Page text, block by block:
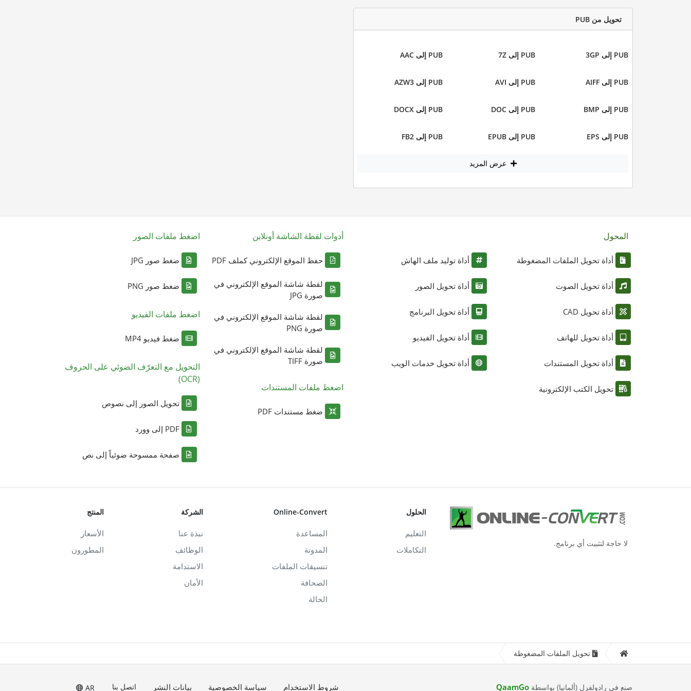
تحويل من PUB
PUB إلى 3GP PUB إلى 7Z PUB إلى AAC
PUB إلى AIFF PUB إلى AVI PUB إلى AZW3
PUB إلى BMP PUB إلى DOC PUB إلى DOCX
PUB إلى EPS PUB إلى EPUB PUB إلى FB2
عرض المزيد
المحول
أداة تحويل الملفات المضغوطة
أداة تحويل الصوت
أداة تحويل CAD
أداة تحويل للهاتف
أداة تحويل المستندات
تحويل الكتب الإلكترونية
أداة توليد ملف الهاش
أداة تحويل الصور
أداة تحويل البرنامج
أداة تحويل الفيديو
أداة تحويل خدمات الويب
أدوات لقطة الشاشة أونلاين
حفظ الموقع الإلكتروني كملف PDF
لقطة شاشة الموقع الإلكتروني في
صورة JPG
لقطة شاشة الموقع الإلكتروني في
صورة PNG
لقطة شاشة الموقع الإلكتروني في
صورة TIFF
اضغط ملفات المستندات
ضغط مستندات PDF
اضغط ملفات الصور
ضغط صور JPG
ضغط صور PNG
اضغط ملفات الفيديو
ضغط فيديو MP4
التحويل مع التعرّف الضوئي على الحروف
(OCR)
تحويل الصور إلى نصوص
PDF إلى وورد
صفحة ممسوحة ضوئياً إلى نص
لا حاجة لتثبيت أي برنامج.
الحلول
التعليم
التكاملات
Online-Convert
المساعدة
المدونة
تنسيقات الملفات
الصحافة
الحالة
الشركة
نبذة عنا
الوظائف
الاستدامة
الأمان
المنتج
الأسعار
المطورون
تحويل الملفات المضغوطة
صنع في رادولفزل (ألمانيا) بواسطةQaamGo شروط الاستخدام سياسة الخصوصية بيانات النشر اتصل بنا AR